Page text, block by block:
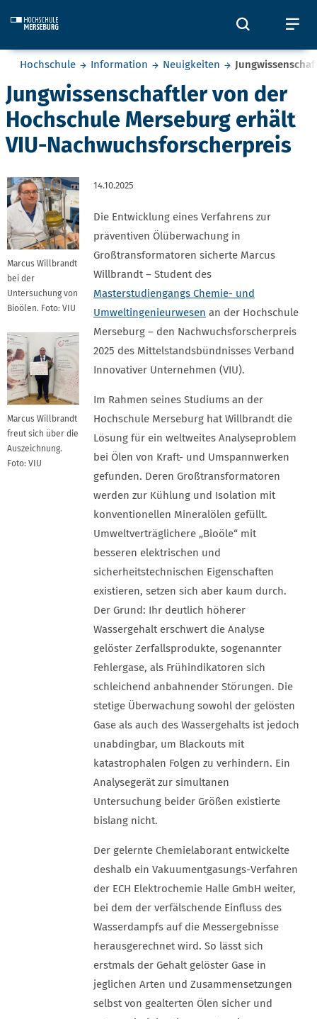
Öffnet
Sie befinden sich hier:
Hochschule Information Neuigkeiten
Jungwissenschaftler von der
Hochschule Merseburg erhält
VIU-Nachwuchsforscherpreis
Marcus Willbrandt
bei der
Untersuchung von
Bioölen. Foto: VIU
Marcus Willbrandt
freut sich über die
Auszeichnung.
Foto: VIU
14.10.2025
Die Entwicklung eines Verfahrens zur
präventiven Ölüberwachung in
Großtransformatoren sicherte Marcus
Willbrandt – Student des
Masterstudiengangs Chemie- und
Umweltingenieurwesen an der Hochschule
Merseburg – den Nachwuchsforscherpreis
2025 des Mittelstandsbündnisses Verband
Innovativer Unternehmen (VIU).
Im Rahmen seines Studiums an der
Hochschule Merseburg hat Willbrandt die
Lösung für ein weltweites Analyseproblem
bei Ölen von Kraft- und Umspannwerken
gefunden. Deren Großtransformatoren
werden zur Kühlung und Isolation mit
konventionellen Mineralölen gefüllt.
Umweltverträglichere „Bioöle“ mit
besseren elektrischen und
sicherheitstechnischen Eigenschaften
existieren, setzen sich aber kaum durch.
Der Grund: Ihr deutlich höherer
Wassergehalt erschwert die Analyse
gelöster Zerfallsprodukte, sogenannter
Fehlergase, als Frühindikatoren sich
schleichend anbahnender Störungen. Die
stetige Überwachung sowohl der gelösten
Gase als auch des Wassergehalts ist jedoch
unabdingbar, um Blackouts mit
katastrophalen Folgen zu verhindern. Ein
Analysegerät zur simultanen
Untersuchung beider Größen existierte
bislang nicht.
Der gelernte Chemielaborant entwickelte
deshalb ein Vakuumentgasungs-Verfahren
der ECH Elektrochemie Halle GmbH weiter,
bei dem der verfälschende Einfluss des
Wasserdampfs auf die Messergebnisse
herausgerechnet wird. So lässt sich
erstmals der Gehalt gelöster Gase in
jeglichen Arten und Zusammensetzungen
selbst von gealterten Ölen sicher und